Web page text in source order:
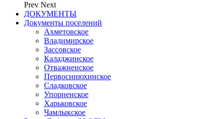
Prev Next
ДОКУМЕНТЫ
Документы поселений
Ахметовское
Владимирское
Зассовское
Каладжинское
Отважненское
Первосинюхинское
Сладковское
Упорненское
Харьковское
Чамлыкское